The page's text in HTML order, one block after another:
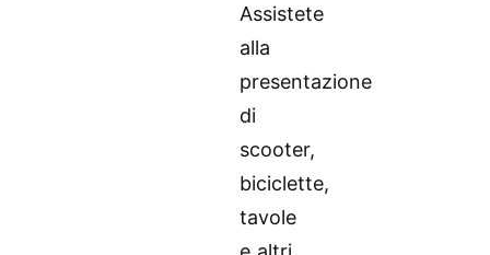
Assistete
alla
presentazione
di
scooter,
biciclette,
tavole